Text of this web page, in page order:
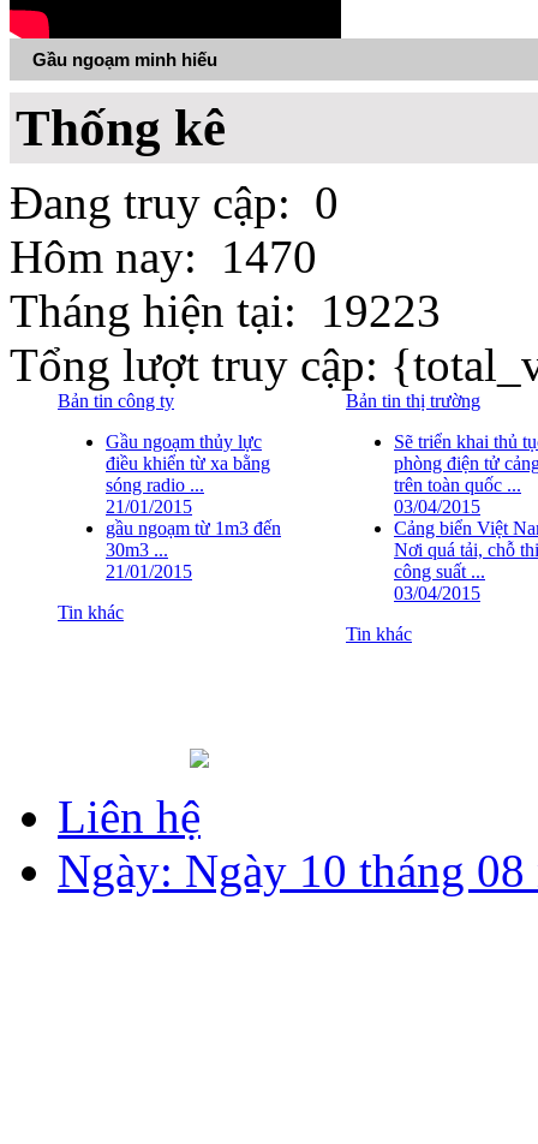
Thống kê
Đang truy cập: 0
Hôm nay: 1470
Tháng hiện tại: 19223
Tổng lượt truy cập:
Bản tin công ty
Gầu ngoạm thủy lực
điều khiển từ xa bằng
sóng radio ...
21/01/2015
gầu ngoạm từ 1m3 đến
30m3 ...
21/01/2015
Tin khác
Bản tin thị trường
Sẽ triển khai thủ
phòng điện tử
trên toàn quốc ...
03/04/2015
Cảng biển Việt
Nơi quá tải, chỗ
công suất ...
03/04/2015
Tin khác
Liên hệ
Ngày: Ngày 10 tháng